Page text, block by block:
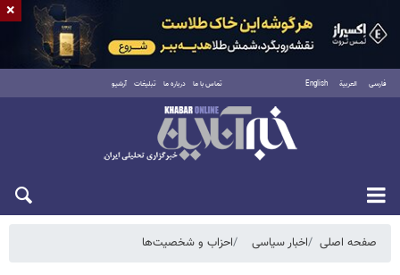
فارسی العربية English تماس با ما درباره ما تبلیغات آرشیو
شنبه ۱۷ مرداد ۱۴۰۵
صفحه اصلی اخبار سیاسی احزاب و شخصیت‌ها
×